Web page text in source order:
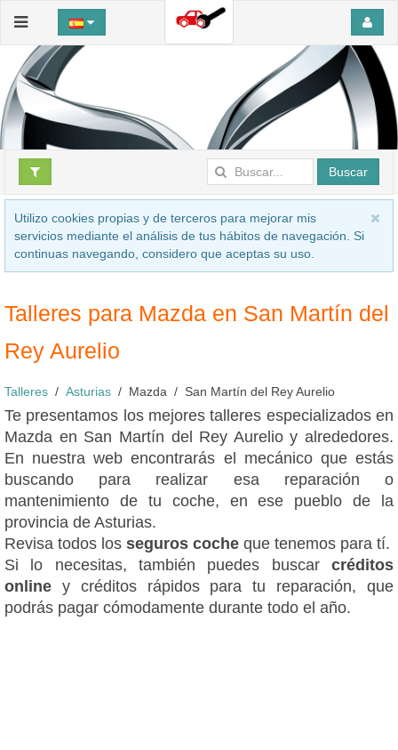
Buscar
Utilizo cookies propias y de terceros para mejorar mis
servicios mediante el análisis de tus hábitos de navegación. Si
continuas navegando, considero que aceptas su uso.
Talleres para Mazda en San Martín del
Rey Aurelio
Talleres Asturias Mazda San Martín del Rey Aurelio
Te presentamos los mejores talleres especializados en
Mazda en San Martín del Rey Aurelio y alrededores.
En nuestra web encontrarás el mecánico que estás
buscando para realizar esa reparación o
mantenimiento de tu coche, en ese pueblo de la
provincia de Asturias.
Revisa todos los seguros coche que tenemos para tí.
Si lo necesitas, también puedes buscar créditos
online y créditos rápidos para tu reparación, que
podrás pagar cómodamente durante todo el año.